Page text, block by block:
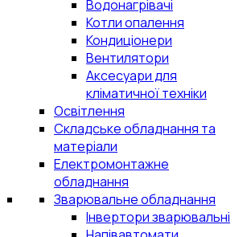
Водонагрівачі
Котли опалення
Кондиціонери
Вентилятори
Аксесуари для
кліматичної техніки
Освітлення
Складське обладнання та
матеріали
Електромонтажне
обладнання
Зварювальне обладнання
Інвертори зварювальні